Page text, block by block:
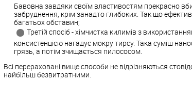
Бавовна завдяки своїм властивостям прекрасно
забруднення, крім занадто глибоких. Так що
багатьох обставин;
Третій спосіб - хімчистка килимів з
консистенцією нагадує мокру тирсу. Така суміш
грязь, а потім зчищається пилососом.
Всі перераховані вище способи не відрізняються
найбільш безвитратними.